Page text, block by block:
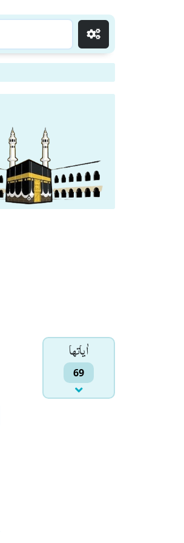
اٰياتها
69